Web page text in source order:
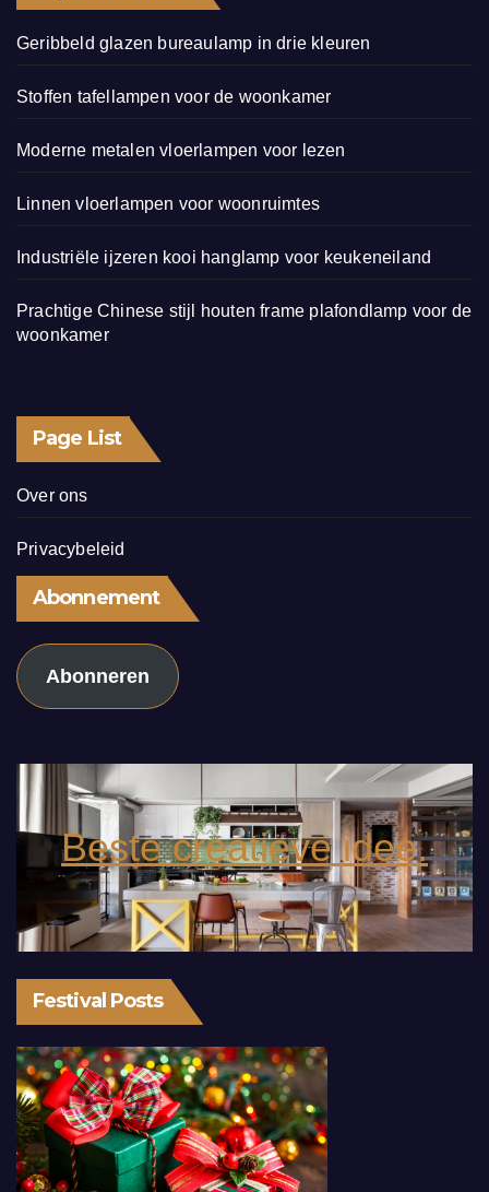
Geribbeld glazen bureaulamp in drie kleuren
Stoffen tafellampen voor de woonkamer
Moderne metalen vloerlampen voor lezen
Linnen vloerlampen voor woonruimtes
Industriële ijzeren kooi hanglamp voor keukeneiland
Prachtige Chinese stijl houten frame plafondlamp voor de
woonkamer
Page List
Over ons
Privacybeleid
Abonnement
Abonneren
Beste creatieve idee.
Festival Posts